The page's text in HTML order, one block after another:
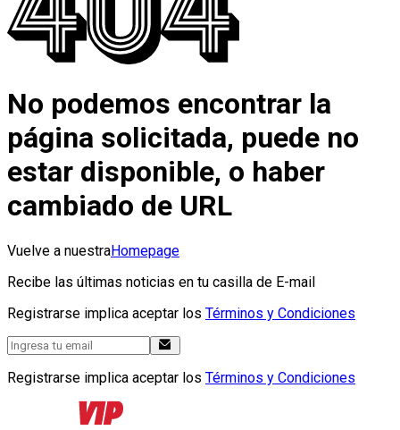
No podemos encontrar la
página solicitada, puede no
estar disponible, o haber
cambiado de URL
Vuelve a nuestraHomepage
Recibe las últimas noticias en tu casilla de E-mail
Registrarse implica aceptar los Términos y Condiciones
Registrarse implica aceptar los Términos y Condiciones